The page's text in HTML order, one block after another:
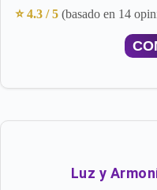
⭐ 4.3 / 5 (basado en 14
Luz y